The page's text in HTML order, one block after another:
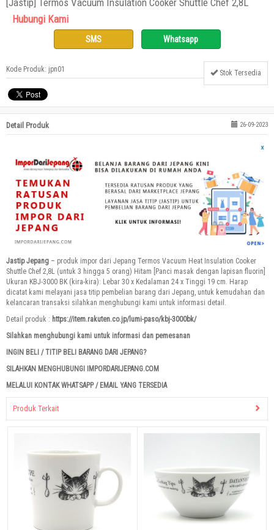
Hubungi Kami
SMS Whatsapp
Kode Produk: jpn01 Stok Tersedia
Detail Produk 26-09-2023
Jastip Jepang – produk impor dari Jepang Termos Vacuum Heat Insulation Cooker
Shuttle Chef 2,8L (untuk 3 hingga 5 orang) Hitam [Panci masak dengan lapisan fluorin]
Ukuran KBJ-3000 BK (kira-kira): Lebar 30 x Kedalaman 24 x Tinggi 19 cm. Harap
dicatat kami melayani jasa titip pembelian barang dari Jepang, untuk kemudahan dan
kelancaran transaksi silahkan menghubungi kami untuk informasi detail.
Detail produk : https://item.rakuten.co.jp/lumi-paso/kbj-3000bk/
Silahkan menghubungi kami untuk informasi dan pemesanan
INGIN BELI / TITIP BELI BARANG DARI JEPANG?
SILAHKAN MENGHUBUNGI IMPORDARIJEPANG.COM
MELALUI KONTAK WHATSAPP / EMAIL YANG TERSEDIA
Produk Terkait